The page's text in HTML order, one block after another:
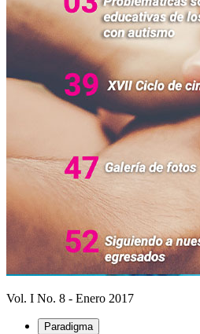
Vol. I No. 8 - Enero 2017
Paradigma